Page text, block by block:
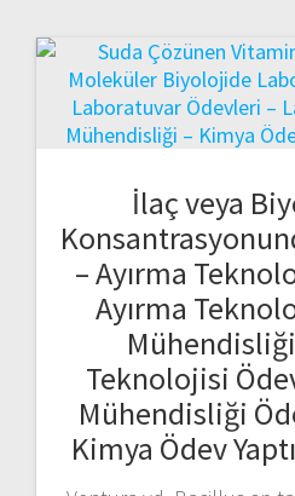
İlaç veya
– Ayırma
Ayırma
Mühendisliği
Teknolojisi
Mühendisliği
Kimya Ödev